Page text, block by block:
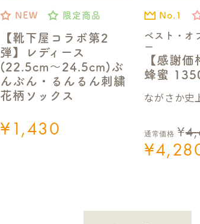
NEW 限定商品
【靴下屋コラボ第2
弾】レディース
(22.5cm～24.5cm)ぶ
んぶん・るんるん刺繍
花柄ソックス
¥1,430
No.1
ベスト・オ
ー
【感謝
蜂蜜
ながさか史
通常価格 ¥
¥